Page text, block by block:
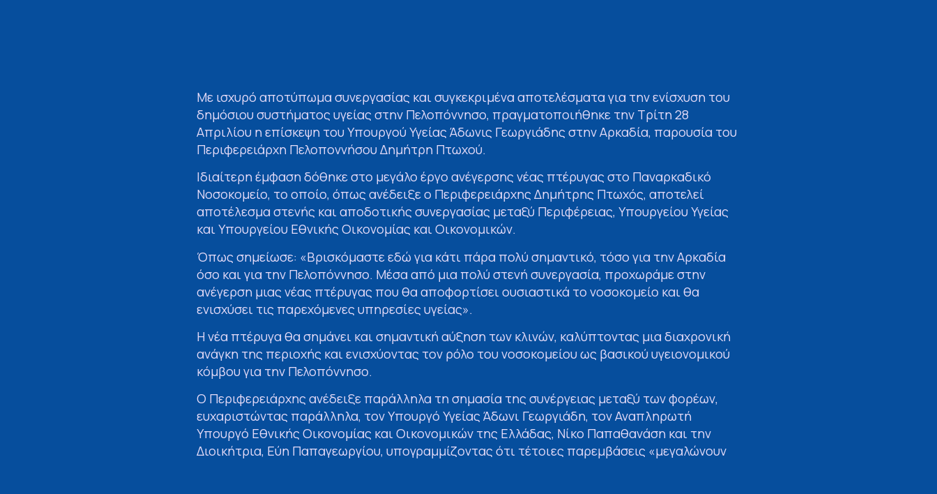
Με ισχυρό αποτύπωμα συνεργασίας και συγκεκριμένα αποτελέσματα για την ενίσχυση του
δημόσιου συστήματος υγείας στην Πελοπόννησο, πραγματοποιήθηκε την Τρίτη 28
Απριλίου η επίσκεψη του Υπουργού Υγείας Άδωνις Γεωργιάδης στην Αρκαδία, παρουσία του
Περιφερειάρχη Πελοποννήσου Δημήτρη Πτωχού.
Ιδιαίτερη έμφαση δόθηκε στο μεγάλο έργο ανέγερσης νέας πτέρυγας στο Παναρκαδικό
Νοσοκομείο, το οποίο, όπως ανέδειξε ο Περιφερειάρχης Δημήτρης Πτωχός, αποτελεί
αποτέλεσμα στενής και αποδοτικής συνεργασίας μεταξύ Περιφέρειας, Υπουργείου Υγείας
και Υπουργείου Εθνικής Οικονομίας και Οικονομικών.
Όπως σημείωσε: «Βρισκόμαστε εδώ για κάτι πάρα πολύ σημαντικό, τόσο για την Αρκαδία
όσο και για την Πελοπόννησο. Μέσα από μια πολύ στενή συνεργασία, προχωράμε στην
ανέγερση μιας νέας πτέρυγας που θα αποφορτίσει ουσιαστικά το νοσοκομείο και θα
ενισχύσει τις παρεχόμενες υπηρεσίες υγείας».
Η νέα πτέρυγα θα σημάνει και σημαντική αύξηση των κλινών, καλύπτοντας μια διαχρονική
ανάγκη της περιοχής και ενισχύοντας τον ρόλο του νοσοκομείου ως βασικού υγειονομικού
κόμβου για την Πελοπόννησο.
Ο Περιφερειάρχης ανέδειξε παράλληλα τη σημασία της συνέργειας μεταξύ των φορέων,
ευχαριστώντας παράλληλα, τον Υπουργό Υγείας Άδωνι Γεωργιάδη, τον Αναπληρωτή
Υπουργό Εθνικής Οικονομίας και Οικονομικών της Ελλάδας, Νίκο Παπαθανάση και την
Διοικήτρια, Εύη Παπαγεωργίου, υπογραμμίζοντας ότι τέτοιες παρεμβάσεις «μεγαλώνουν